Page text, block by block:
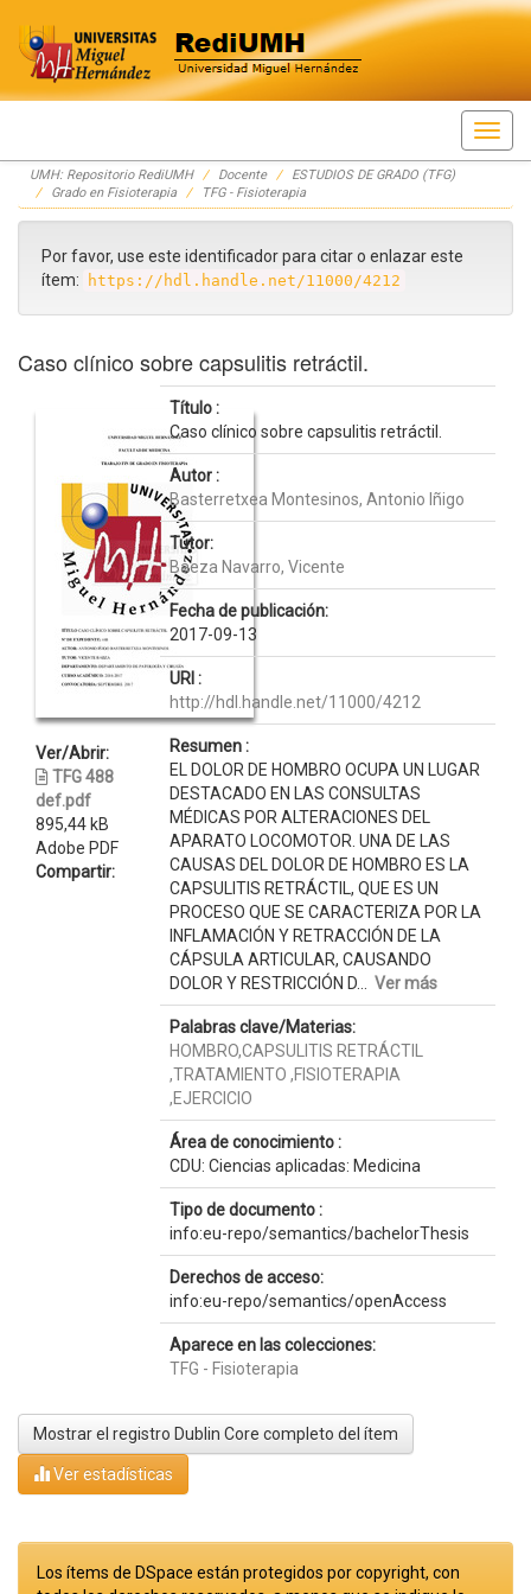
Skip
navigation
UMH: Repositorio RediUMH Docente
ESTUDIOS DE GRADO (TFG)
Grado en Fisioterapia
TFG - Fisioterapia
Por favor, use este identificador para citar o enlazar este
ítem:
https://hdl.handle.net/11000/4212
Caso clínico sobre capsulitis retráctil.
Ver/Abrir:
TFG 488
def.pdf
895,44 kB
Adobe PDF
Compartir:
Título :
Caso clínico sobre capsulitis retráctil.
Autor :
Basterretxea Montesinos, Antonio Iñigo
Tutor:
Baeza Navarro, Vicente
Fecha de publicación:
2017-09-13
URI :
http://hdl.handle.net/11000/4212
Resumen :
EL DOLOR DE HOMBRO OCUPA UN LUGAR
DESTACADO EN LAS CONSULTAS
MÉDICAS POR ALTERACIONES DEL
APARATO LOCOMOTOR. UNA DE LAS
CAUSAS DEL DOLOR DE HOMBRO ES LA
CAPSULITIS RETRÁCTIL, QUE ES UN
PROCESO QUE SE CARACTERIZA POR LA
INFLAMACIÓN Y RETRACCIÓN DE LA
CÁPSULA ARTICULAR, CAUSANDO
DOLOR Y RESTRICCIÓN D... Ver más
Palabras clave/Materias:
HOMBRO,CAPSULITIS RETRÁCTIL
,TRATAMIENTO ,FISIOTERAPIA
,EJERCICIO
Área de conocimiento :
CDU: Ciencias aplicadas: Medicina
Tipo de documento :
info:eu-repo/semantics/bachelorThesis
Derechos de acceso:
info:eu-repo/semantics/openAccess
Aparece en las colecciones:
TFG - Fisioterapia
Mostrar el registro Dublin Core completo del ítem
Ver estadísticas
Los ítems de DSpace están protegidos por copyright, con